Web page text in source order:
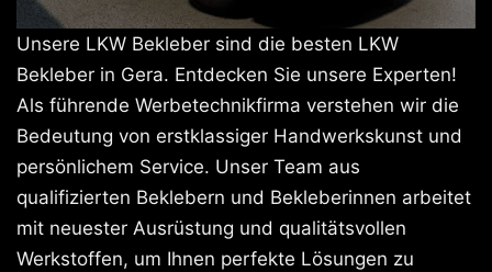
Unsere LKW Bekleber sind die besten LKW
Bekleber in Gera. Entdecken Sie unsere Experten!
Als führende Werbetechnikfirma verstehen wir die
Bedeutung von erstklassiger Handwerkskunst und
persönlichem Service. Unser Team aus
qualifizierten Beklebern und Bekleberinnen arbeitet
mit neuester Ausrüstung und qualitätsvollen
Werkstoffen, um Ihnen perfekte Lösungen zu